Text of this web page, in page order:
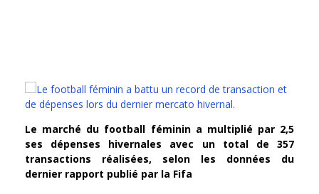
Le marché du football féminin a multiplié par 2,5
ses dépenses hivernales avec un total de 357
transactions réalisées, selon les données du
dernier rapport publié par la Fifa